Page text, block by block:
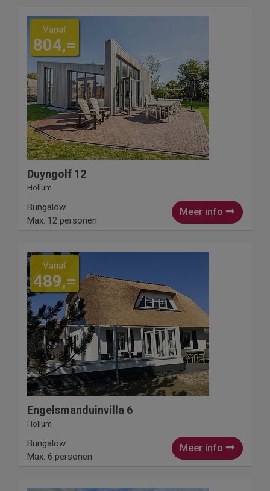
Vanaf
804,=
Duyngolf 12
Hollum
Meer info
Bungalow
Max. 12 personen
Vanaf
489,=
Engelsmanduinvilla 6
Hollum
Meer info
Bungalow
Max. 6 personen